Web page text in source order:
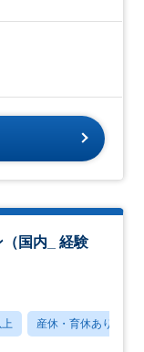
（国内_ 経験
産休・育休あり